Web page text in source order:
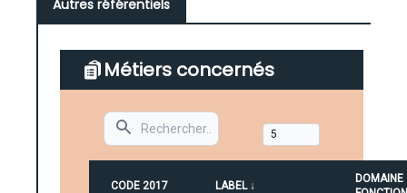
Autres référentiels
Métiers concernés
Search
CODE 2017 LABEL ↓
DOMAINE